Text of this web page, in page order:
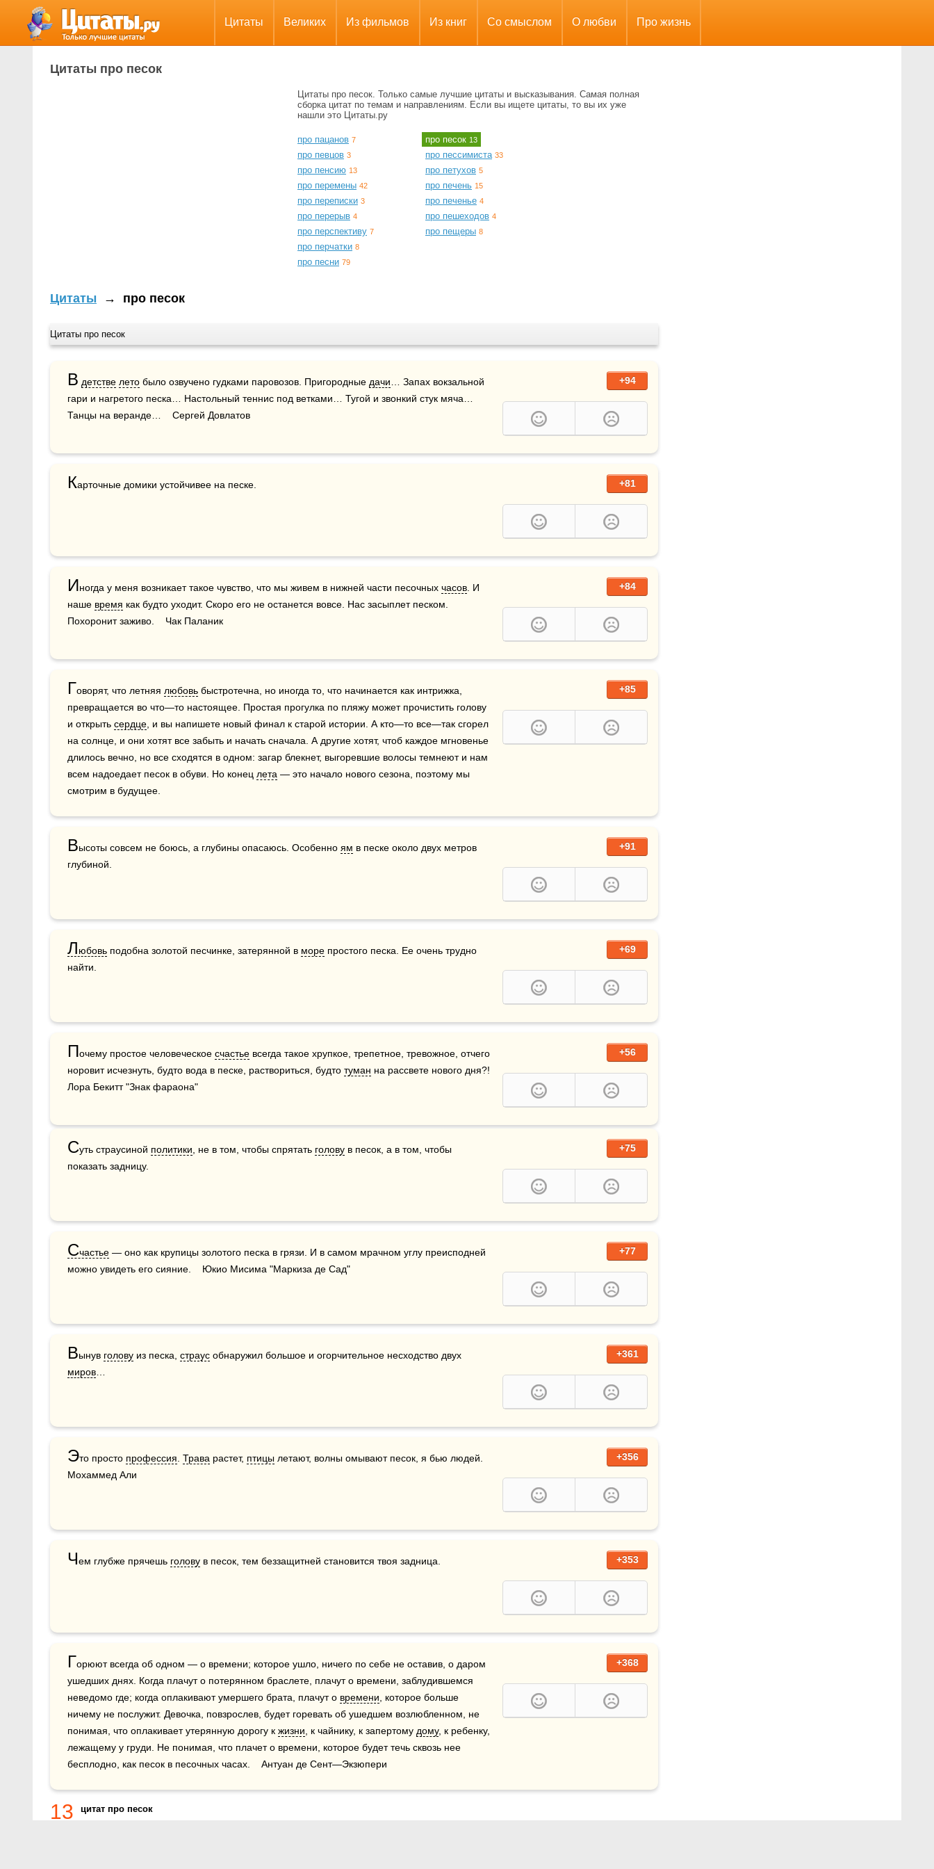
Цитаты Великих Из фильмов Из книг Со смыслом О любви Про жизнь
Цитаты про песок
Цитаты про песок. Только самые лучшие цитаты и высказывания. Самая полная
сборка цитат по темам и направлениям. Если вы ищете цитаты, то вы их уже
нашли это Цитаты.ру
про пацанов 7
про певцов 3
про пенсию 13
про перемены 42
про переписки 3
про перерыв 4
про перспективу 7
про перчатки 8
про песни 79
про песок 13
про пессимиста 33
про петухов 5
про печень 15
про печенье 4
про пешеходов 4
про пещеры 8
Цитаты → про песок
Цитаты про песок
+94
В детстве лето было озвучено гудками паровозов. Пригородные дачи … Запах вокзальной
гари и нагретого песка… Настольный теннис под ветками… Тугой и звонкий стук мяча…
Танцы на веранде…    Сергей Довлатов
+81
Карточные домики устойчивее на песке.
+84
Иногда у меня возникает такое чувство, что мы живем в нижней части песочных часов . И
наше время как будто уходит. Скоро его не останется вовсе. Нас засыплет песком.
Похоронит заживо.    Чак Паланик
+85
Говорят, что летняя любовь быстротечна, но иногда то, что начинается как интрижка,
превращается во что—то настоящее. Простая прогулка по пляжу может прочистить голову
и открыть сердце , и вы напишете новый финал к старой истории. А кто—то все—так сгорел
на солнце, и они хотят все забыть и начать сначала. А другие хотят, чтоб каждое мгновенье
длилось вечно, но все сходятся в одном: загар блекнет, выгоревшие волосы темнеют и нам
всем надоедает песок в обуви. Но конец лета — это начало нового сезона, поэтому мы
смотрим в будущее.
+91
Высоты совсем не боюсь, а глубины опасаюсь. Особенно ям в песке около двух метров
глубиной.
+69
Любовь подобна золотой песчинке, затерянной в море простого песка. Ее очень трудно
найти.
+56
Почему простое человеческое счастье всегда такое хрупкое, трепетное, тревожное, отчего
норовит исчезнуть, будто вода в песке, раствориться, будто туман на рассвете нового дня?!
Лора Бекитт "Знак фараона"
+75
Суть страусиной политики , не в том, чтобы спрятать голову в песок, а в том, чтобы
показать задницу.
+77
Счастье — оно как крупицы золотого песка в грязи. И в самом мрачном углу преисподней
можно увидеть его сияние.    Юкио Мисима "Маркиза де Сад"
+361
Вынув голову из песка, страус
миров
+356
Это просто профессия Трава растет, птицы летают, волны омывают песок, я бью людей.
Мохаммед Али
+353
Чем глубже прячешь голову в песок, тем беззащитней становится твоя задница.
+368
Горюют всегда об одном — о времени; которое ушло, ничего по себе не оставив, о даром
ушедших днях. Когда плачут о потерянном браслете, плачут о времени, заблудившемся
неведомо где; когда оплакивают умершего брата, плачут о времени , которое больше
ничему не послужит. Девочка, повзрослев, будет горевать об ушедшем возлюбленном, не
понимая, что оплакивает утерянную дорогу к жизни , к чайнику, к запертому дому, к ребенку,
лежащему у груди. Не понимая, что плачет о времени, которое будет течь сквозь нее
бесплодно, как песок в песочных часах.    Антуан де Сент—Экзюпери
13 цитат про песок